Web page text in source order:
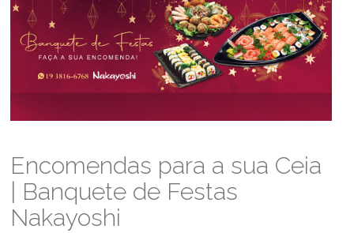
Encomendas para a sua Ceia
| Banquete de Festas
Nakayoshi